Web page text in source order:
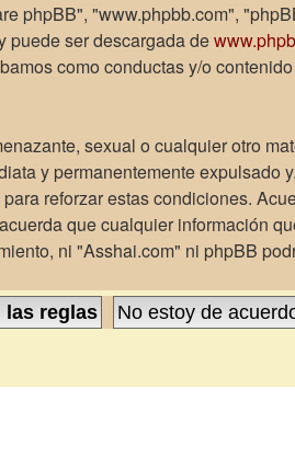
phpBB", "www.phpbb.com",
puede ser descargada de
como conductas y/o
sexual o cualquier otro
y permanentemente expulsado
reforzar estas condiciones.
que cualquier información
ni "Asshai.com" ni phpBB